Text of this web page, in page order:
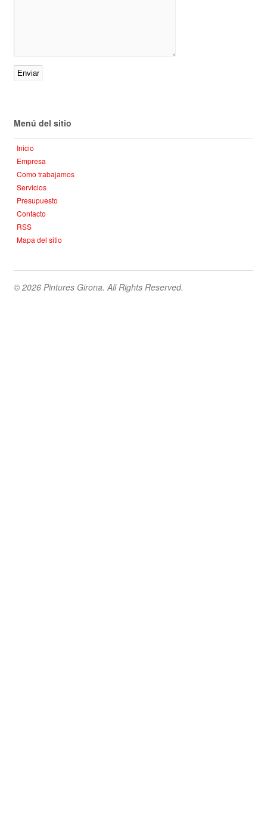
Menú del sitio
Inicio
Empresa
Como trabajamos
Servicios
Presupuesto
Contacto
RSS
Mapa del sitio
© 2026 Pintures Girona. All Rights Reserved.